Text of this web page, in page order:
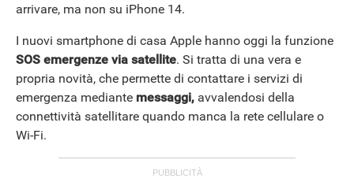
arrivare, ma non su iPhone 14.
I nuovi smartphone di casa Apple hanno oggi la funzione
SOS emergenze via satellite. Si tratta di una vera e
propria novità, che permette di contattare i servizi di
emergenza mediante messaggi, avvalendosi della
connettività satellitare quando manca la rete cellulare o
Wi-Fi.